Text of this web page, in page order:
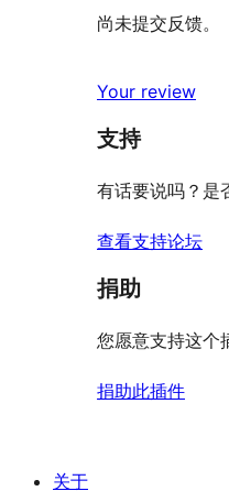
尚未提交反馈。
Your review
支持
有话要说吗？是
查看支持论坛
捐助
您愿意支持这个
捐助此插件
关于